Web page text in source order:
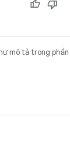
mô tả trong phần